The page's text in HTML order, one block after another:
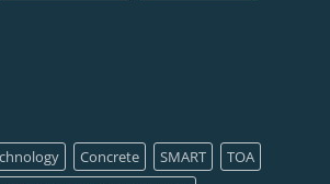
Concrete SMART
TOA